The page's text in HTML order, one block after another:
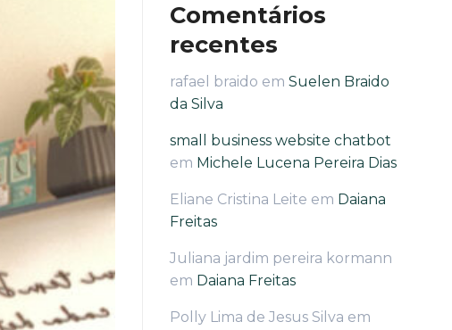
Comentários
recentes
rafael braido em Suelen Braido
da Silva
small business website chatbot
em Michele Lucena Pereira Dias
Eliane Cristina Leite em Daiana
Freitas
Juliana jardim pereira kormann
em Daiana Freitas
Polly Lima de Jesus Silva em